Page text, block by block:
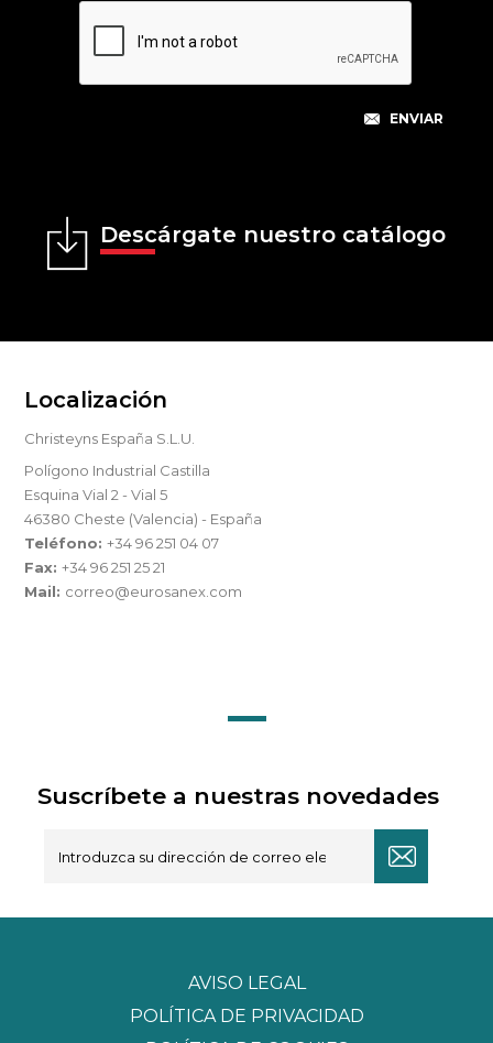
Descárgate nuestro catálogo
Localización
Christeyns España S.L.U.
Polígono Industrial Castilla
Esquina Vial 2 - Vial 5
46380 Cheste (Valencia) - España
Teléfono:+34 96 251 04 07
Fax:+34 96 251 25 21
Mail: correo@eurosanex.com
Suscríbete a nuestras novedades
AVISO LEGAL
POLÍTICA DE PRIVACIDAD